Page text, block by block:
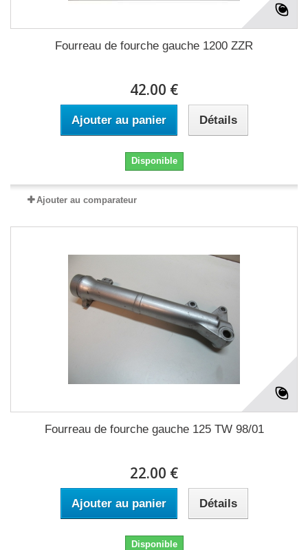
Fourreau de fourche gauche 1200 ZZR
42.00 €
Ajouter au panier Détails
Disponible
Ajouter au comparateur
Fourreau de fourche gauche 125 TW 98/01
22.00 €
Ajouter au panier Détails
Disponible